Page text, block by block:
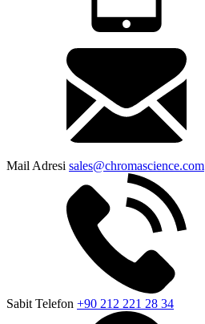
Mail Adresi sales@chromascience.com
Sabit Telefon +90 212 221 28 34